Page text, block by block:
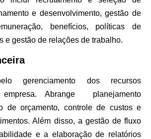
e desenvolvimento, gestão de
benefícios, políticas de
e gestão de relações de trabalho.
gerenciamento dos recursos
Abrange planejamento
de orçamento, controle de custos e
Além disso, a gestão de fluxo
e a elaboração de relatórios